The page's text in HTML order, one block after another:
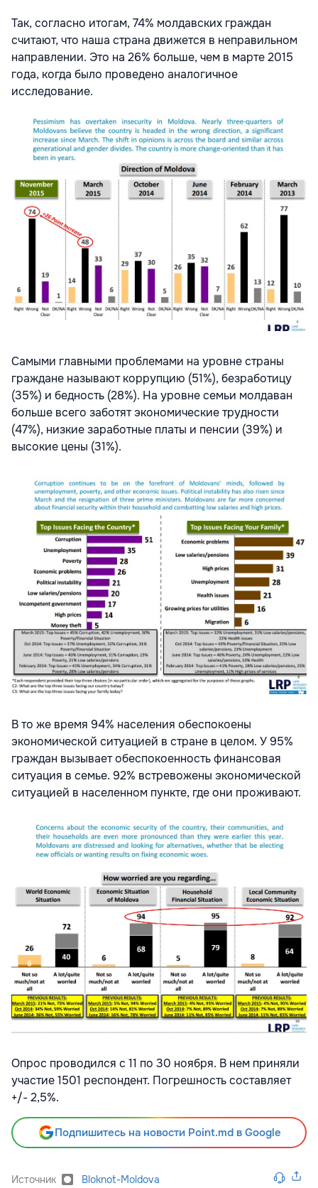
Так, согласно итогам, 74% молдавских граждан
считают, что наша страна движется в неправильном
направлении. Это на 26% больше, чем в марте 2015
года, когда было проведено аналогичное
исследование.
Самыми главными проблемами на уровне страны
граждане называют коррупцию (51%), безработицу
(35%) и бедность (28%). На уровне семьи молдаван
больше всего заботят экономические трудности
(47%), низкие заработные платы и пенсии (39%) и
высокие цены (31%).
В то же время 94% населения обеспокоены
экономической ситуацией в стране в целом. У 95%
граждан вызывает обеспокоенность финансовая
ситуация в семье. 92% встревожены экономической
ситуацией в населенном пункте, где они проживают.
Опрос проводился с 11 по 30 ноября. В нем приняли
участие 1501 респондент. Погрешность составляет
+/- 2,5%.
Подпишитесь на новости Point.md в Google
Источник Bloknot-Moldova